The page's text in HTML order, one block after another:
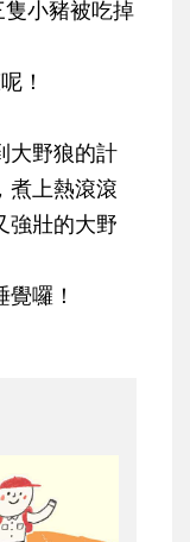
小豬被吃掉
！
大野狼的計
煮上熱滾滾
強壯的大野
囉！